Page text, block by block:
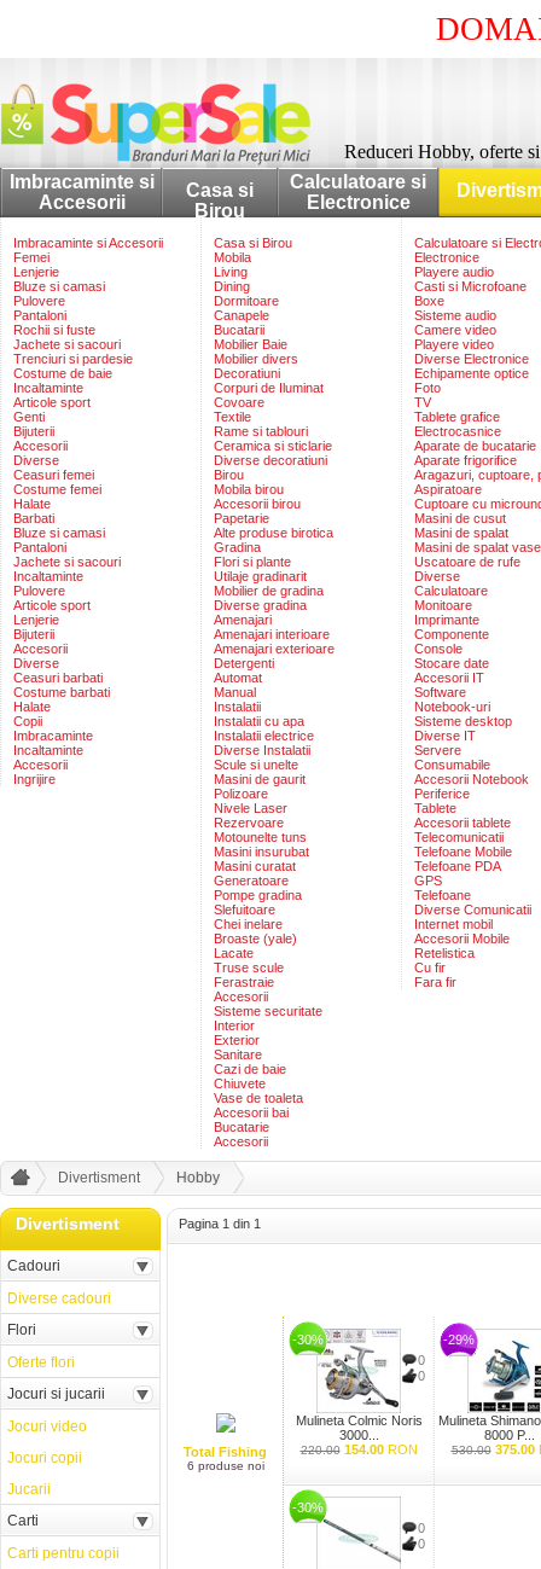
Reduceri Hobby, oferte
Imbracaminte si
Accesorii
Casa si
Birou
Calculatoare si
Electronice
Imbracaminte si Accesorii
Femei
Lenjerie
Bluze si camasi
Pulovere
Pantaloni
Rochii si fuste
Jachete si sacouri
Trenciuri si pardesie
Costume de baie
Incaltaminte
Articole sport
Genti
Bijuterii
Accesorii
Diverse
Ceasuri femei
Costume femei
Halate
Barbati
Bluze si camasi
Pantaloni
Jachete si sacouri
Incaltaminte
Pulovere
Articole sport
Lenjerie
Bijuterii
Accesorii
Diverse
Ceasuri barbati
Costume barbati
Halate
Copii
Imbracaminte
Incaltaminte
Accesorii
Ingrijire
Casa si Birou
Mobila
Living
Dining
Dormitoare
Canapele
Bucatarii
Mobilier Baie
Mobilier divers
Decoratiuni
Corpuri de Iluminat
Covoare
Textile
Rame si tablouri
Ceramica si sticlarie
Diverse decoratiuni
Birou
Mobila birou
Accesorii birou
Papetarie
Alte produse birotica
Gradina
Flori si plante
Utilaje gradinarit
Mobilier de gradina
Diverse gradina
Amenajari
Amenajari interioare
Amenajari exterioare
Detergenti
Automat
Manual
Instalatii
Instalatii cu apa
Instalatii electrice
Diverse Instalatii
Scule si unelte
Masini de gaurit
Polizoare
Nivele Laser
Rezervoare
Motounelte tuns
Masini insurubat
Masini curatat
Generatoare
Pompe gradina
Slefuitoare
Chei inelare
Broaste (yale)
Lacate
Truse scule
Ferastraie
Accesorii
Sisteme securitate
Interior
Exterior
Sanitare
Cazi de baie
Chiuvete
Vase de toaleta
Accesorii bai
Bucatarie
Accesorii
Calculatoare si
Electronice
Playere audio
Casti si Microfoane
Boxe
Sisteme audio
Camere video
Playere video
Diverse Electronice
Echipamente optice
Foto
TV
Tablete grafice
Electrocasnice
Aparate de bucatarie
Aparate frigorifice
Aragazuri, cuptoare,
Aspiratoare
Cuptoare cu
Masini de cusut
Masini de spalat
Masini de spalat vase
Uscatoare de rufe
Diverse
Calculatoare
Monitoare
Imprimante
Componente
Console
Stocare date
Accesorii IT
Software
Notebook-uri
Sisteme desktop
Diverse IT
Servere
Consumabile
Accesorii Notebook
Periferice
Tablete
Accesorii tablete
Telecomunicatii
Telefoane Mobile
Telefoane PDA
GPS
Telefoane
Diverse Comunicatii
Internet mobil
Accesorii Mobile
Retelistica
Cu fir
Fara fir
Divertisment Hobby
Pagina 1 din 1
Total Fishing
6 produse noi
-30%
0
0
Mulineta Colmic Noris
3000...
220.00 154.00 RON
-29%
Mulineta
8000 P...
530.00 375.00
-30%
0
0
Divertisment
Cadouri
Diverse cadouri
Flori
Oferte flori
Jocuri si jucarii
Jocuri video
Jocuri copii
Jucarii
Carti
Carti pentru copii